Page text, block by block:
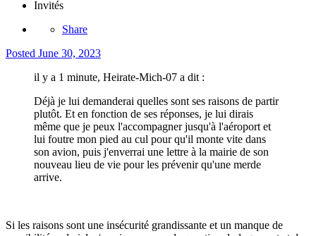
Invités
Share
Posted June 30, 2023
il y a 1 minute, Heirate-Mich-07 a dit :
Déjà je lui demanderai quelles sont ses raisons de partir
plutôt. Et en fonction de ses réponses, je lui dirais
même que je peux l'accompagner jusqu'à l'aéroport et
lui foutre mon pied au cul pour qu'il monte vite dans
son avion, puis j'enverrai une lettre à la mairie de son
nouveau lieu de vie pour les prévenir qu'une merde
arrive.
Si les raisons sont une insécurité grandissante et un manque de